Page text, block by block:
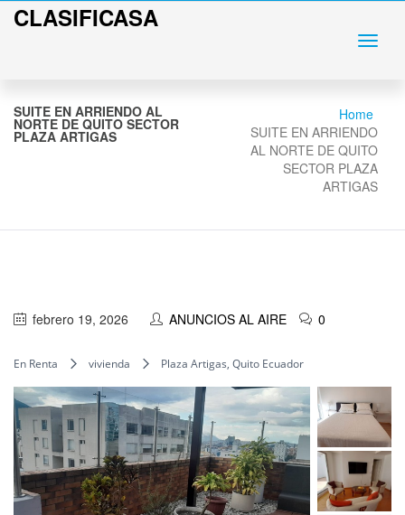
CLASIFICASA
SUITE EN ARRIENDO AL
NORTE DE QUITO SECTOR
PLAZA ARTIGAS
Home
SUITE EN ARRIENDO
AL NORTE DE QUITO
SECTOR PLAZA
ARTIGAS
febrero 19, 2026 ANUNCIOS AL AIRE 0
En Renta vivienda Plaza Artigas, Quito Ecuador